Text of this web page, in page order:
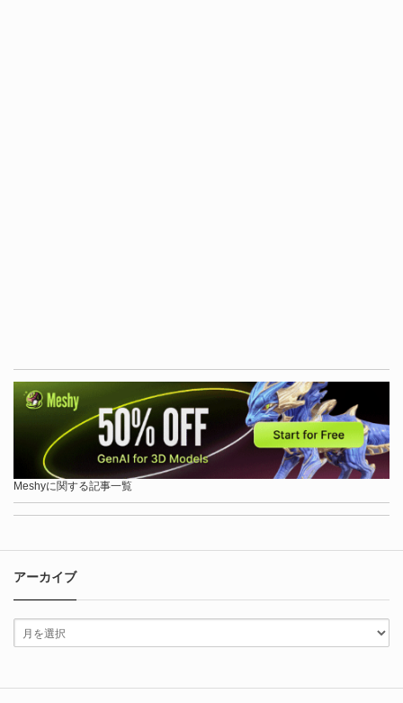
Meshyに関する記事一覧
アーカイブ